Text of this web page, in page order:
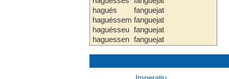
hagués
haguéssem
haguésseu
haguessen
fanguejat
fanguejat
fanguejat
fanguejat